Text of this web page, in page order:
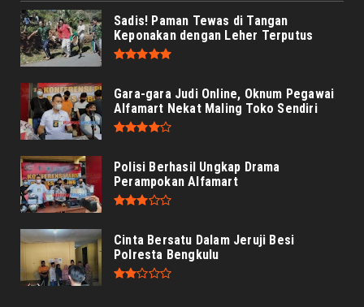
Sadis! Paman Tewas di Tangan
Keponakan dengan Leher Terputus
Gara-gara Judi Online, Oknum Pegawai
Alfamart Nekat Maling Toko Sendiri
Polisi Berhasil Ungkap Drama
Perampokan Alfamart
Cinta Bersatu Dalam Jeruji Besi
Polresta Bengkulu